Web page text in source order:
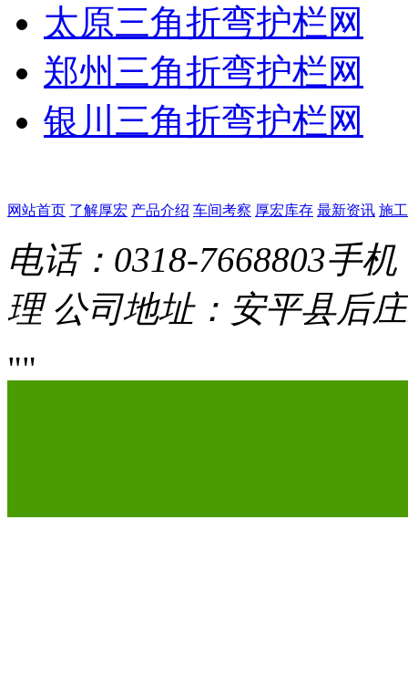
太原三角折弯护栏网
郑州三角折弯护栏网
银川三角折弯护栏网
网站首页 了解厚宏 产品介绍 车间考察 厚宏库存 最新资讯 施
电话：0318-7668803手机
理 公司地址：安平县后